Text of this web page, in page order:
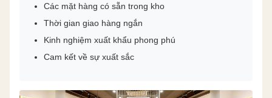
Các mặt hàng có sẵn trong kho
Thời gian giao hàng ngắn
Kinh nghiệm xuất khẩu phong phú
Cam kết về sự xuất sắc